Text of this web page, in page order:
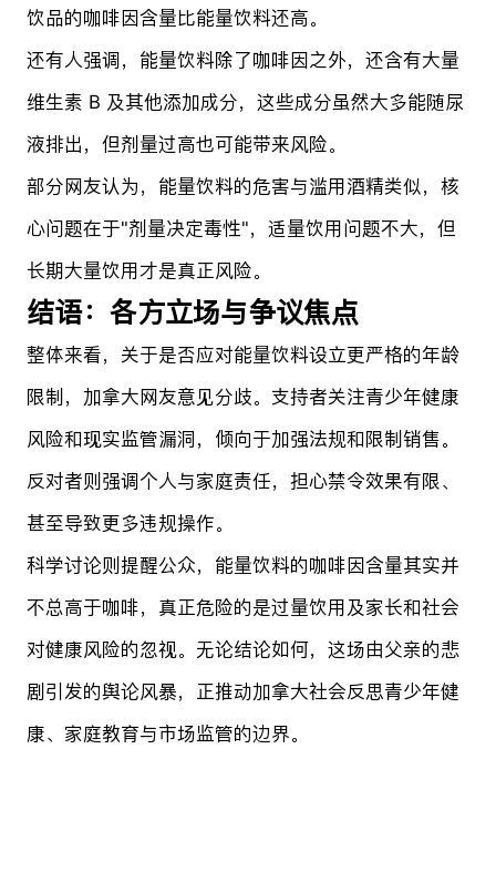
饮品的咖啡因含量比能量饮料还高。
还有人强调，能量饮料除了咖啡因之外，还含有大量
维生素 B 及其他添加成分，这些成分虽然大多能随尿
液排出，但剂量过高也可能带来风险。
部分网友认为，能量饮料的危害与滥用酒精类似，核
心问题在于"剂量决定毒性"，适量饮用问题不大，但
长期大量饮用才是真正风险。
结语：各方立场与争议焦点
整体来看，关于是否应对能量饮料设立更严格的年龄
限制，加拿大网友意见分歧。支持者关注青少年健康
风险和现实监管漏洞，倾向于加强法规和限制销售。
反对者则强调个人与家庭责任，担心禁令效果有限、
甚至导致更多违规操作。
科学讨论则提醒公众，能量饮料的咖啡因含量其实并
不总高于咖啡，真正危险的是过量饮用及家长和社会
对健康风险的忽视。无论结论如何，这场由父亲的悲
剧引发的舆论风暴，正推动加拿大社会反思青少年健
康、家庭教育与市场监管的边界。